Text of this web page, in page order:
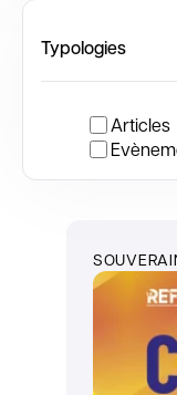
Typologies
Articles